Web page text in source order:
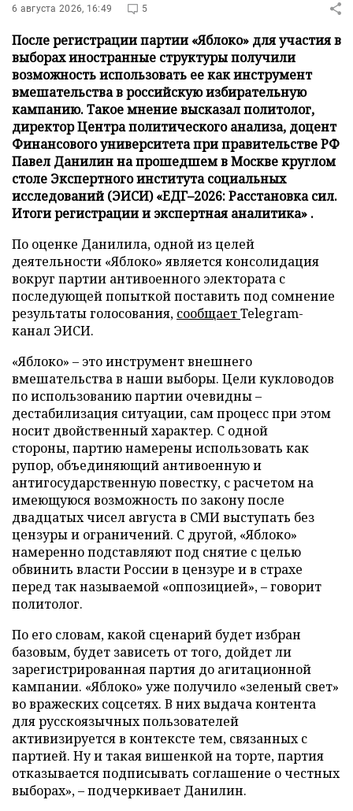
6 августа 2026, 16:49 5
После регистрации партии «Яблоко» для участия в
выборах иностранные структуры получили
возможность использовать ее как инструмент
вмешательства в российскую избирательную
кампанию. Такое мнение высказал политолог,
директор Центра политического анализа, доцент
Финансового университета при правительстве РФ
Павел Данилин на прошедшем в Москве круглом
столе Экспертного института социальных
исследований (ЭИСИ) «ЕДГ–2026: Расстановка сил.
Итоги регистрации и экспертная аналитика» .
По оценке Данилила, одной из целей
деятельности «Яблоко» является консолидация
вокруг партии антивоенного электората с
последующей попыткой поставить под сомнение
результаты голосования, сообщаетTelegram-
канал ЭИСИ.
«Яблоко» – это инструмент внешнего
вмешательства в наши выборы. Цели кукловодов
по использованию партии очевидны –
дестабилизация ситуации, сам процесс при этом
носит двойственный характер. С одной
стороны, партию намерены использовать как
рупор, объединяющий антивоенную и
антигосударственную повестку, с расчетом на
имеющуюся возможность по закону после
двадцатых чисел августа в СМИ выступать без
цензуры и ограничений. С другой, «Яблоко»
намеренно подставляют под снятие с целью
обвинить власти России в цензуре и в страхе
перед так называемой «оппозицией», – говорит
политолог.
По его словам, какой сценарий будет избран
базовым, будет зависеть от того, дойдет ли
зарегистрированная партия до агитационной
кампании. «Яблоко» уже получило «зеленый свет»
во вражеских соцсетях. В них выдача контента
для русскоязычных пользователей
активизируется в контексте тем, связанных с
партией. Ну и такая вишенкой на торте, партия
отказывается подписывать соглашение о честных
выборах», – подчеркивает Данилин.